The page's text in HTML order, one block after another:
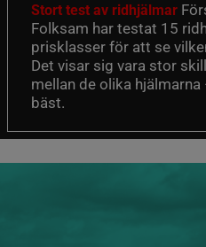
Stort test av ridhjälmar
Folksam har testat 15
prisklasser för att se
Det visar sig vara stor
mellan de olika
bäst.